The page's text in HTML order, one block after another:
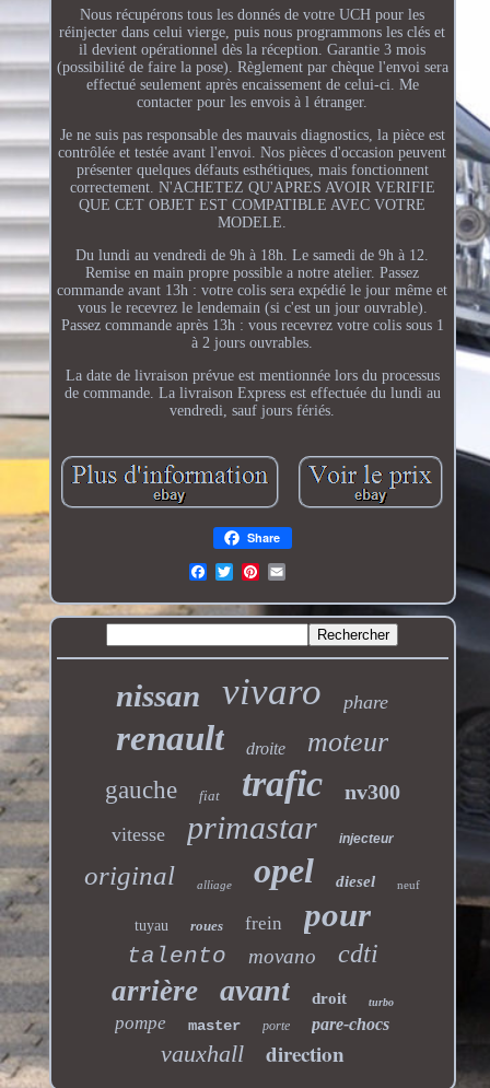
Nous récupérons tous les donnés de votre UCH pour les
réinjecter dans celui vierge, puis nous programmons les clés et
il devient opérationnel dès la réception. Garantie 3 mois
(possibilité de faire la pose). Règlement par chèque l'envoi sera
effectué seulement après encaissement de celui-ci. Me
contacter pour les envois à l étranger.
Je ne suis pas responsable des mauvais diagnostics, la pièce est
contrôlée et testée avant l'envoi. Nos pièces d'occasion peuvent
présenter quelques défauts esthétiques, mais fonctionnent
correctement. N'ACHETEZ QU'APRES AVOIR VERIFIE
QUE CET OBJET EST COMPATIBLE AVEC VOTRE
MODELE.
Du lundi au vendredi de 9h à 18h. Le samedi de 9h à 12.
Remise en main propre possible a notre atelier. Passez
commande avant 13h : votre colis sera expédié le jour même et
vous le recevrez le lendemain (si c'est un jour ouvrable).
Passez commande après 13h : vous recevrez votre colis sous 1
à 2 jours ouvrables.
La date de livraison prévue est mentionnée lors du processus
de commande. La livraison Express est effectuée du lundi au
vendredi, sauf jours fériés.
Share
nissan vivaro phare
renault droite moteur
gauche fiat trafic nv300
vitesse primastar injecteur
original alliage opel diesel neuf
tuyau roues frein pour
talento movano cdti
arrière avant droit turbo
pompe master porte pare-chocs
vauxhall direction